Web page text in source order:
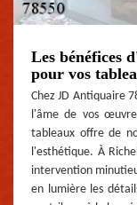
Les bénéfices
pour vos
Chez JD Antiquaire
l'âme de vos
tableaux offre de
l'esthétique. À
intervention
en lumière les